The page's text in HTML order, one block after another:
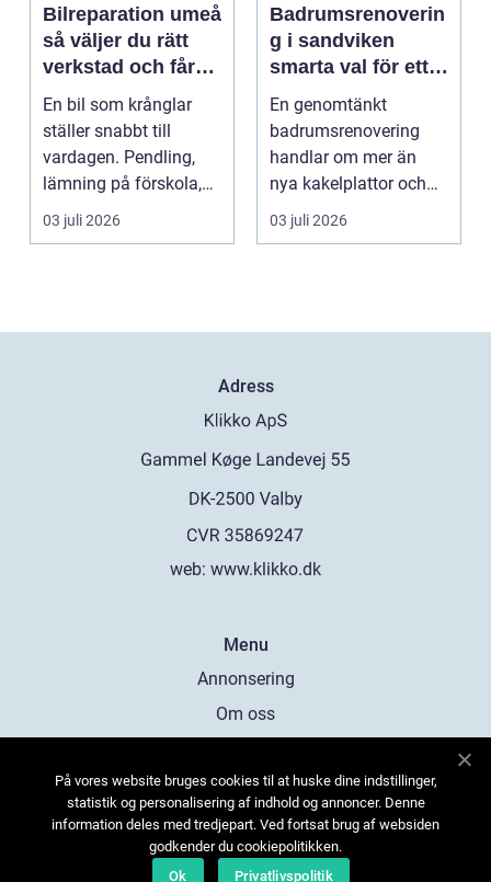
Bilreparation umeå
så väljer du rätt
verkstad och får
bilen att hålla
längre
En bil som krånglar
ställer snabbt till
vardagen. Pendling,
lämning på förskola,
utflykter och storh...
03 juli 2026
Badrumsrenoverin
g i sandviken
smarta val för ett
tryggt och hållbart
badrum
En genomtänkt
badrumsrenovering
handlar om mer än
nya kakelplattor och
en modern dusch. För
03 juli 2026
Adress
web: www.klikko.dk
Menu
Annonsering
Om oss
Kontakta oss
Sitemap
På vores website bruges cookies til at huske dine indstillinger,
statistik og personalisering af indhold og annoncer. Denne
information deles med tredjepart. Ved fortsat brug af websiden
godkender du cookiepolitikken.
Ok
Privatlivspolitik